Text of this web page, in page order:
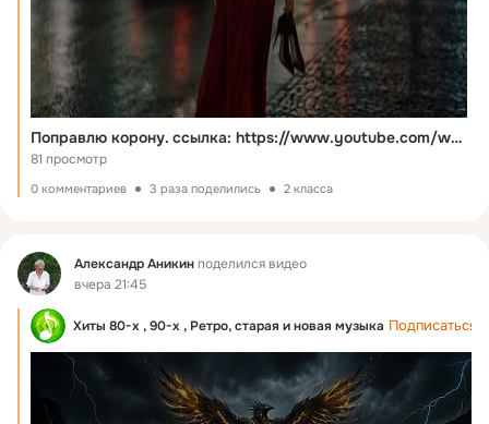
Поправлю корону. ссылка: https://www.youtube.com/watch?v=4iicKcszZ3Q&list=RD4iicKcszZ3Q&start_radio=1
81 просмотр
0 комментариев 3 раза поделились 2 класса
Фид Александр Аникинподелился видео
вчера 21:45
Хиты 80-х , 90-х , Ретро, старая и новая музыка Подписаться